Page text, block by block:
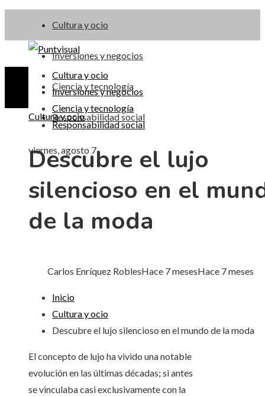
Cultura y ocio
Inversiones y negocios
Ciencia y tecnología
Responsabilidad social
viernes, agosto 7
Cultura y ocio
Inversiones y negocios
Ciencia y tecnología
Responsabilidad social
Cultura y ocio
Descubre el lujo
silencioso en el
de la moda
Carlos Enríquez RoblesHace 7 mesesHace 7 meses
Inicio
Cultura y ocio
Descubre el lujo silencioso en el mundo de la moda
El concepto de lujo ha vivido una notable
evolución en las últimas décadas; si antes
se vinculaba casi exclusivamente con la